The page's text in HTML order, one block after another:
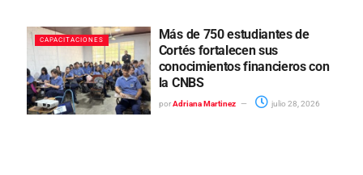
CAPACITACIONES
Más de 750 estudiantes de
Cortés fortalecen sus
conocimientos financieros con
la CNBS
por Adriana Martinez julio 28, 2026